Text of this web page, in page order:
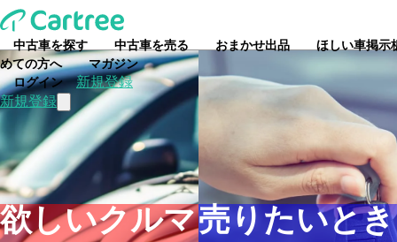
中古車を探す 中古車を売る おまかせ出品
ほしい車掲示
めての方へ
マガジン
ログイン
新規登録
新規登録
中古車を個人・プロと直接取
欲しいクルマ売りたいとき